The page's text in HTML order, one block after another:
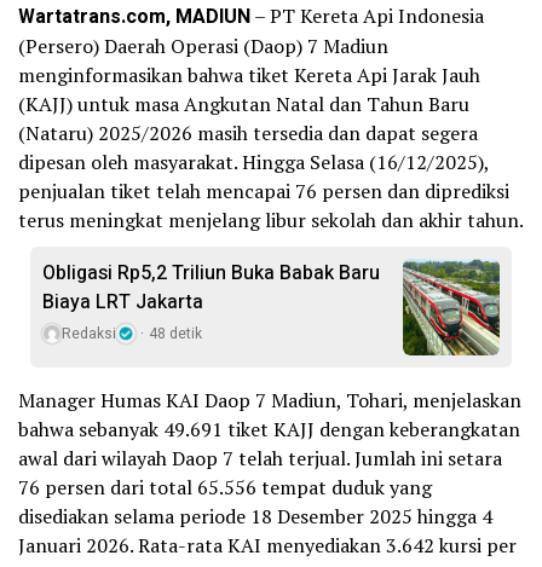
Wartatrans.com, MADIUN– PT Kereta Api Indonesia
(Persero) Daerah Operasi (Daop) 7 Madiun
menginformasikan bahwa tiket Kereta Api Jarak Jauh
(KAJJ) untuk masa Angkutan Natal dan Tahun Baru
(Nataru) 2025/2026 masih tersedia dan dapat segera
dipesan oleh masyarakat. Hingga Selasa (16/12/2025),
penjualan tiket telah mencapai 76 persen dan diprediksi
terus meningkat menjelang libur sekolah dan akhir tahun.
Obligasi Rp5,2 Triliun Buka Babak Baru
Biaya LRT Jakarta
Redaksi 48 detik
Manager Humas KAI Daop 7 Madiun, Tohari, menjelaskan
bahwa sebanyak 49.691 tiket KAJJ dengan keberangkatan
awal dari wilayah Daop 7 telah terjual. Jumlah ini setara
76 persen dari total 65.556 tempat duduk yang
disediakan selama periode 18 Desember 2025 hingga 4
Januari 2026. Rata-rata KAI menyediakan 3.642 kursi per